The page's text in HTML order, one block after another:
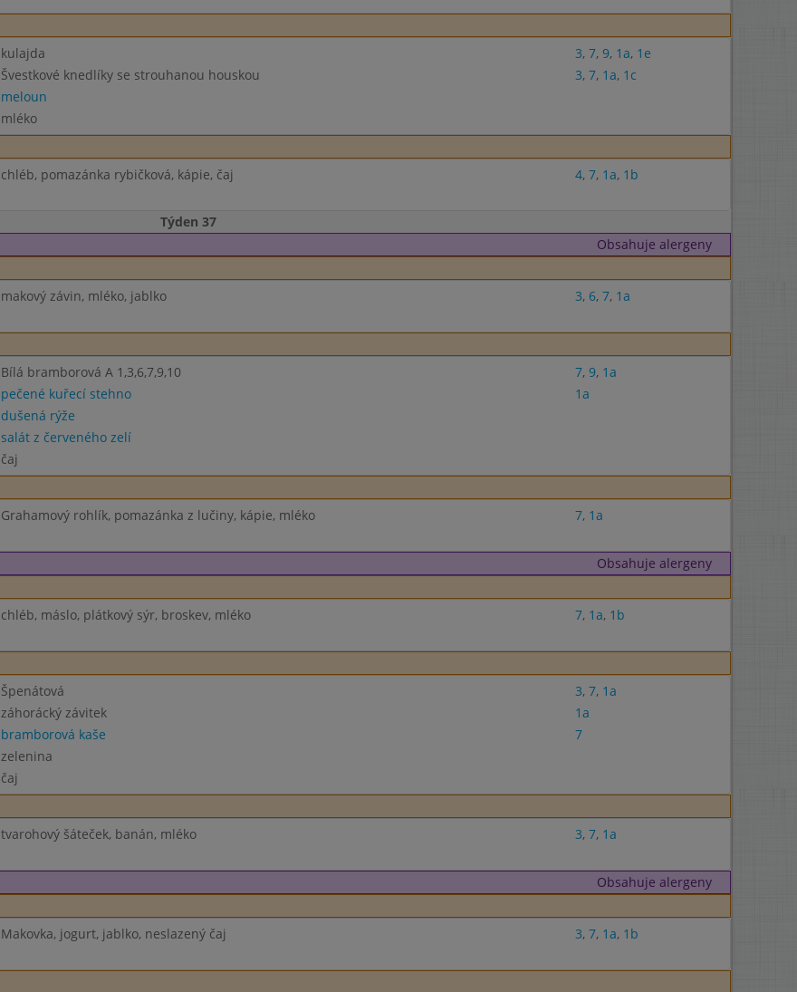
kulajda 3, 7, 9, 1a, 1e
Švestkové knedlíky se strouhanou houskou 3, 7, 1a, 1c
meloun
mléko
chléb, pomazánka rybičková, kápie, čaj 4, 7, 1a, 1b
Týden 37
Obsahuje alergeny
makový závin, mléko, jablko 3, 6, 7, 1a
Bílá bramborová A 1,3,6,7,9,10 7, 9, 1a
pečené kuřecí stehno
1a
dušená rýže
salát z červeného zelí
čaj
Grahamový rohlík, pomazánka z lučiny, kápie, mléko 7, 1a
Obsahuje alergeny
chléb, máslo, plátkový sýr, broskev, mléko 7, 1a, 1b
Špenátová 3, 7, 1a
záhorácký závitek
1a
bramborová kaše
7
zelenina
čaj
tvarohový šáteček, banán, mléko 3, 7, 1a
Obsahuje alergeny
Makovka, jogurt, jablko, neslazený čaj 3, 7, 1a, 1b